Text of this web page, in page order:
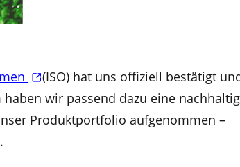
(ISO) hat uns offiziell bestätigt
wir passend dazu eine
Produktportfolio aufgenommen –